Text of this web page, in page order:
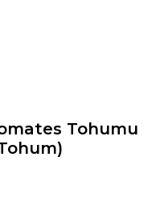
Tohumu